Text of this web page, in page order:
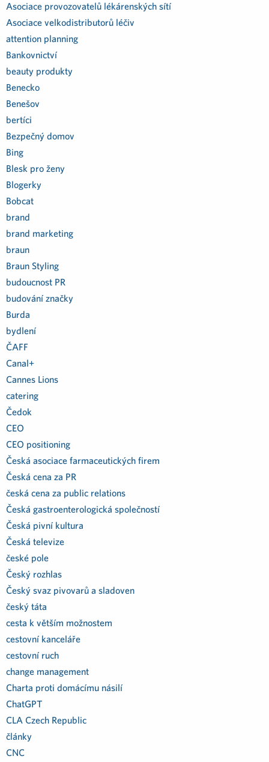
Asociace provozovatelů lékárenských sítí
Asociace velkodistributorů léčiv
attention planning
Bankovnictví
beauty produkty
Benecko
Benešov
bertíci
Bezpečný domov
Bing
Blesk pro ženy
Blogerky
Bobcat
brand
brand marketing
braun
Braun Styling
budoucnost PR
budování značky
Burda
bydlení
ČAFF
Canal+
Cannes Lions
catering
Čedok
CEO
CEO positioning
Česká asociace farmaceutických firem
Česká cena za PR
česká cena za public relations
Česká gastroenterologická společností
Česká pivní kultura
Česká televize
české pole
Český rozhlas
Český svaz pivovarů a sladoven
český táta
cesta k větším možnostem
cestovní kanceláře
cestovní ruch
change management
Charta proti domácímu násilí
ChatGPT
CLA Czech Republic
články
CNC